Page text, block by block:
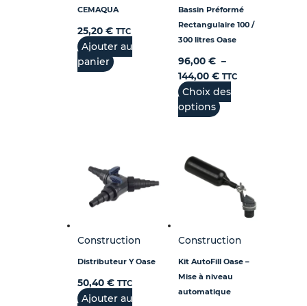
CEMAQUA
25,20 € TTC
Ajouter au
panier
Bassin Préformé
Rectangulaire 100 /
300 litres Oase
96,00 € –
144,00 € TTC
Choix des
options
Construction
Distributeur Y Oase
50,40 € TTC
Ajouter au
Construction
Kit AutoFill Oase –
Mise à niveau
automatique